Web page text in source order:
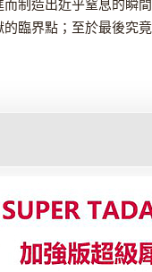
制造出近乎窒息的瞬
臨界點；至於最後究